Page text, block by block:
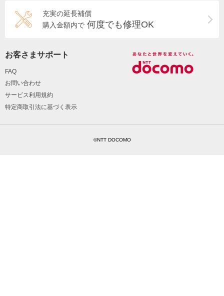
充実の延長補償
購入金額内で 何度でも修理OK
お客さまサポート
FAQ
お問い合わせ
サービス利用規約
特定商取引法に基づく表示
©NTT DOCOMO